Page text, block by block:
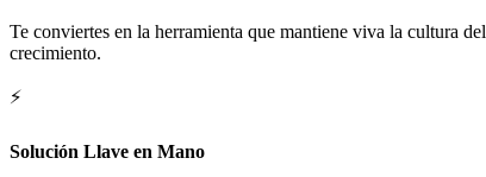
Te conviertes en la herramienta que mantiene viva la cultura
crecimiento.
⚡
Solución Llave en Mano